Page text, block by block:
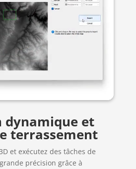
dynamique et
terrassement
et exécutez des tâches de
précision grâce à